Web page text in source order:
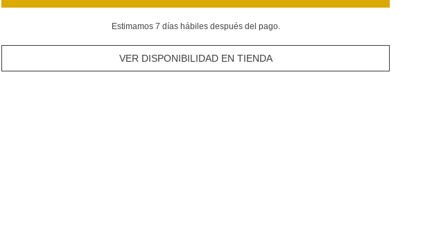
Estimamos 7 días hábiles después del pago.
VER DISPONIBILIDAD EN TIENDA